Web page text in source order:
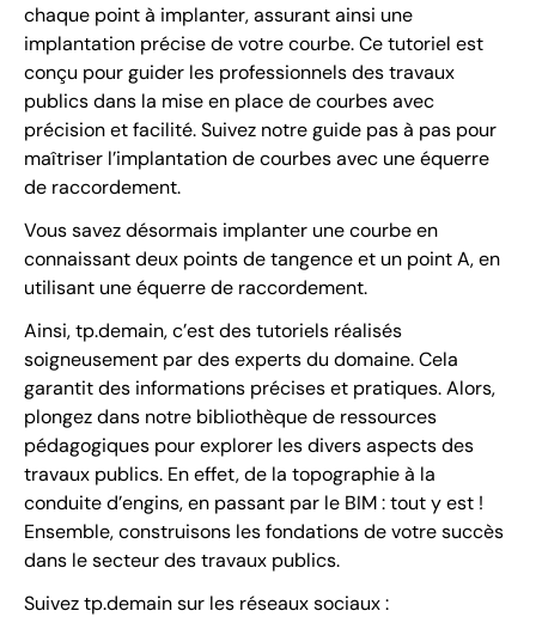
chaque point à implanter, assurant ainsi une
implantation précise de votre courbe. Ce tutoriel est
conçu pour guider les professionnels des travaux
publics dans la mise en place de courbes avec
précision et facilité. Suivez notre guide pas à pas pour
maîtriser l’implantation de courbes avec une équerre
de raccordement.
Vous savez désormais implanter une courbe en
connaissant deux points de tangence et un point A, en
utilisant une équerre de raccordement.
Ainsi, tp.demain, c’est des tutoriels réalisés
soigneusement par des experts du domaine. Cela
garantit des informations précises et pratiques. Alors,
plongez dans notre bibliothèque de ressources
pédagogiques pour explorer les divers aspects des
travaux publics. En effet, de la topographie à la
conduite d’engins, en passant par le BIM : tout y est !
Ensemble, construisons les fondations de votre succès
dans le secteur des travaux publics.
Suivez tp.demain sur les réseaux sociaux :